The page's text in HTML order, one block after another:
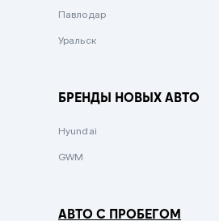
Зеленый металлик
Павлодар
Уральск
БРЕНДЫ НОВЫХ АВТО
Hyundai
GWM
АВТО С ПРОБЕГОМ